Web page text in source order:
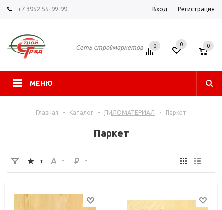
+7 3952 55-99-99 Вход Регистрация
Сеть строймаркетов
МЕНЮ
0 0 0
Главная - Каталог - ПИЛОМАТЕРИАЛ - Паркет
Паркет